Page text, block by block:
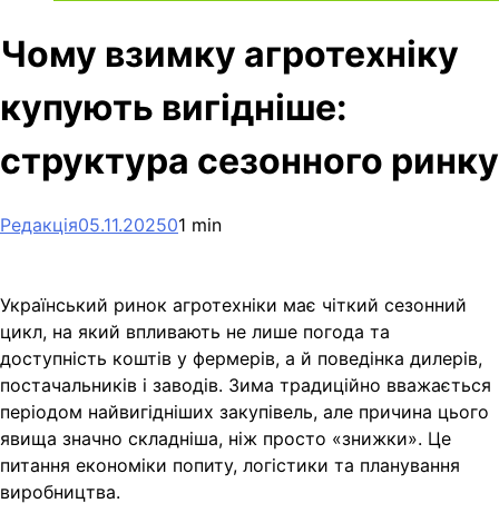
Чому взимку агротехніку
купують вигідніше:
структура сезонного ринку
Редакція05.11.202501 min
Український ринок агротехніки має чіткий сезонний
цикл, на який впливають не лише погода та
доступність коштів у фермерів, а й поведінка дилерів,
постачальників і заводів. Зима традиційно вважається
періодом найвигідніших закупівель, але причина цього
явища значно складніша, ніж просто «знижки». Це
питання економіки попиту, логістики та планування
виробництва.